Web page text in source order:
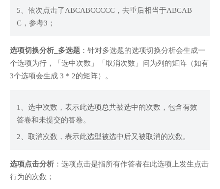
5、依次点击了ABCABCCCCC，去重后相当于ABCAB
C，参考3；
选项切换分析_多选题 ：针对多选题的选项切换分析会生成一
个选项为行，「选中次数」「取消次数」问为列的矩阵（如有
3个选项会生成 3 * 2的矩阵）。
1、选中次数，表示此选项总共被选中的次数，包含有效
答卷和未提交的答卷。
2、取消次数，表示此选型被选中后又被取消的次数。
选项点击分析 ：选项点击是指所有作答者在此选项上发生点击
行为的次数；